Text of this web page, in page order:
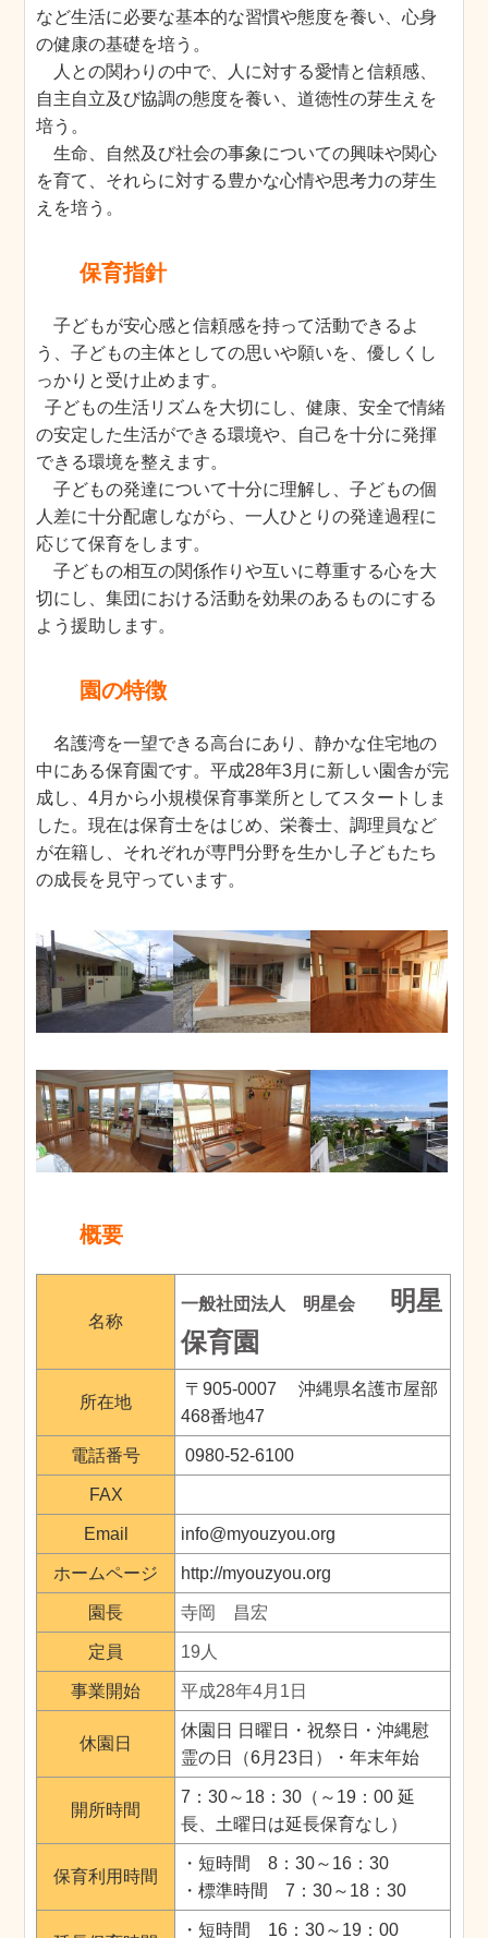
など生活に必要な基本的な習慣や態度を養い、心身
の健康の基礎を培う。
人との関わりの中で、人に対する愛情と信頼感、
自主自立及び協調の態度を養い、道徳性の芽生えを
培う。
生命、自然及び社会の事象についての興味や関心
を育て、それらに対する豊かな心情や思考力の芽生
えを培う。
保育指針
子どもが安心感と信頼感を持って活動できるよ
う、子どもの主体としての思いや願いを、優しくし
っかりと受け止めます。
子どもの生活リズムを大切にし、健康、安全で情緒
の安定した生活ができる環境や、自己を十分に発揮
できる環境を整えます。
子どもの発達について十分に理解し、子どもの個
人差に十分配慮しながら、一人ひとりの発達過程に
応じて保育をします。
子どもの相互の関係作りや互いに尊重する心を大
切にし、集団における活動を効果のあるものにする
よう援助します。
園の特徴
名護湾を一望できる高台にあり、静かな住宅地の
中にある保育園です。平成28年3月に新しい園舎が完
成し、4月から小規模保育事業所としてスタートしま
した。現在は保育士をはじめ、栄養士、調理員など
が在籍し、それぞれが専門分野を生かし子どもたち
の成長を見守っています。
概要
名称
一般社団法人 明星会 明星
保育園
所在地
〒905-0007 沖縄県名護市屋部
468番地47
電話番号 0980-52-6100
FAX
Email info@myouzyou.org
ホームページ http://myouzyou.org
園長 寺岡 昌宏
定員 19人
事業開始 平成28年4月1日
休園日
休園日 日曜日・祝祭日・沖縄慰
霊の日（6月23日）・年末年始
開所時間
7：30～18：30（～19：00 延
長、土曜日は延長保育なし）
保育利用時間
・短時間 8：30～16：30
・標準時間 7：30～18：30
・短時間 16：30～19：00